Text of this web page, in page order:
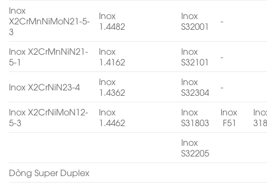
Inox
X2CrMnNiMoN21-5-
3
Inox
1.4482
Inox
S32001
-
Inox X2CrMnNiN21-
5-1
Inox
1.4162
Inox
S32101
-
Inox X2CrNiN23-4
Inox
1.4362
Inox
S32304
-
Inox X2CrNiMoN12-
5-3
Inox
1.4462
Inox
S31803
Inox
F51
Inox
S32205
Dòng Super Duplex